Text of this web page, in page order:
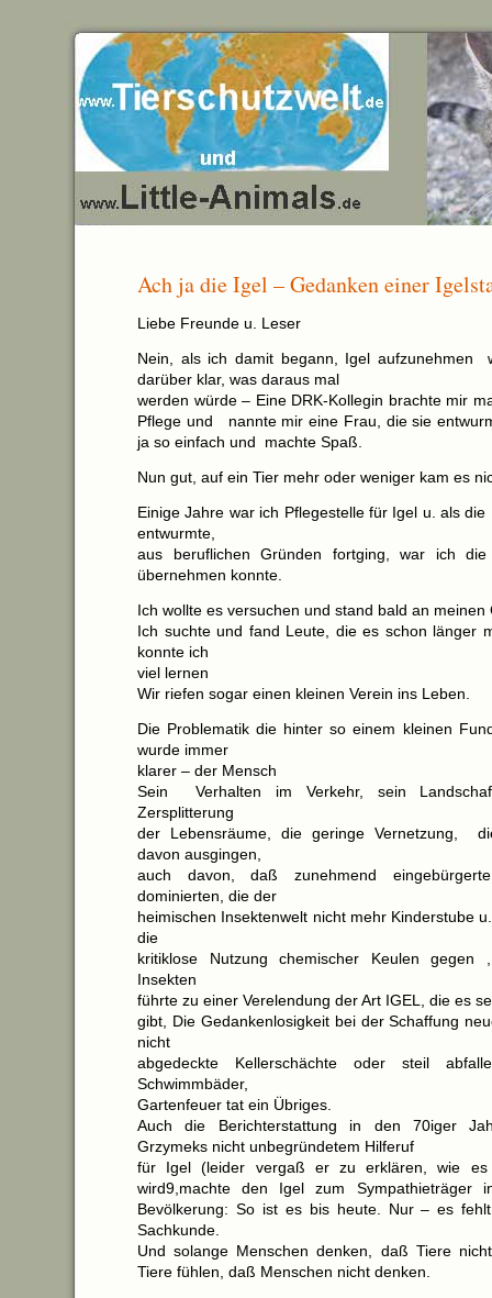
Ach ja die Igel – Gedanken einer
Liebe Freunde u. Leser
Nein, als ich damit begann, Igel aufzunehmen
darüber klar, was daraus mal
werden würde – Eine DRK-Kollegin brachte mir
Pflege und nannte mir eine Frau, die sie
ja so einfach und machte Spaß.
Nun gut, auf ein Tier mehr oder weniger kam es
Einige Jahre war ich Pflegestelle für Igel u. als
entwurmte,
aus beruflichen Gründen fortging, war ich
übernehmen konnte.
Ich wollte es versuchen und stand bald an meinen
Ich suchte und fand Leute, die es schon länger
konnte ich
viel lernen
Wir riefen sogar einen kleinen Verein ins Leben.
Die Problematik die hinter so einem kleinen
wurde immer
klarer – der Mensch
Sein Verhalten im Verkehr, sein
Zersplitterung
der Lebensräume, die geringe Vernetzung,
davon ausgingen,
auch davon, daß zunehmend
dominierten, die der
heimischen Insektenwelt nicht mehr Kinderstube
die
kritiklose Nutzung chemischer Keulen gegen
Insekten
führte zu einer Verelendung der Art IGEL, die es
gibt, Die Gedankenlosigkeit bei der Schaffung
nicht
abgedeckte Kellerschächte oder steil
Schwimmbäder,
Gartenfeuer tat ein Übriges.
Auch die Berichterstattung in den 70iger
Grzymeks nicht unbegründetem Hilferuf
für Igel (leider vergaß er zu erklären, wie es
wird9,machte den Igel zum Sympathieträger
Bevölkerung: So ist es bis heute. Nur – es
Sachkunde.
Und solange Menschen denken, daß Tiere
Tiere fühlen, daß Menschen nicht denken.